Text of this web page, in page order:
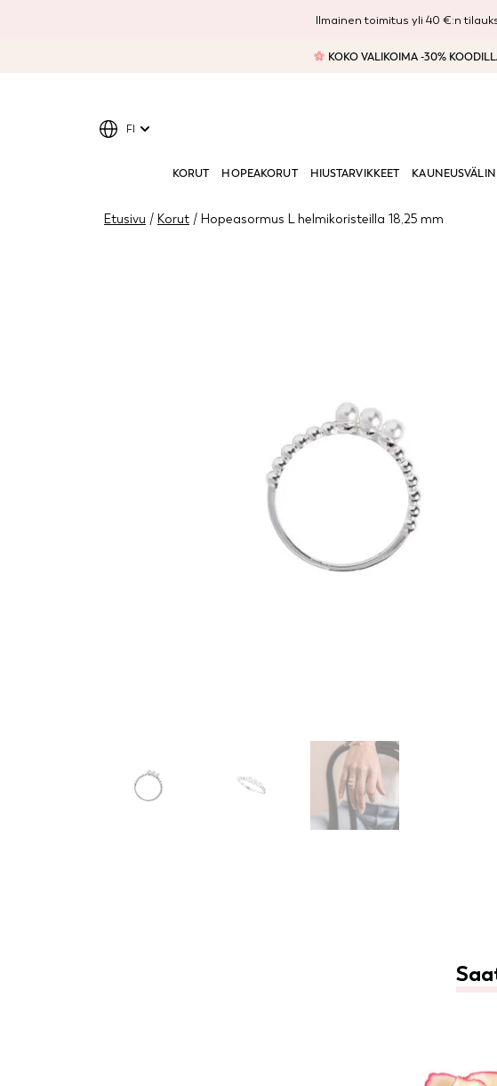
Ilmainen toimitus yli 40 €:n
KOKO VALIKOIMA -30%
KORUT HOPEAKORUT HIUSTARVIKKEET
FI
Etusivu / Korut / Hopeasormus L helmikoristeilla 18,25 mm